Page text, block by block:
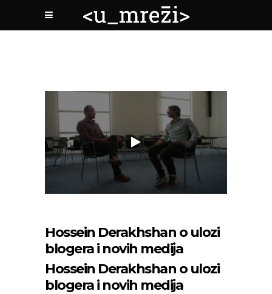
Hossein Derakhshan o ulozi
blogera i novih medija
Hossein Derakhshan o ulozi
blogera i novih medija